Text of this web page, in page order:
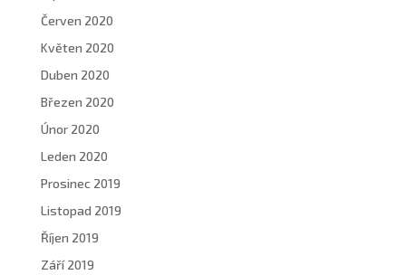
Červen 2020
Květen 2020
Duben 2020
Březen 2020
Únor 2020
Leden 2020
Prosinec 2019
Listopad 2019
Říjen 2019
Září 2019